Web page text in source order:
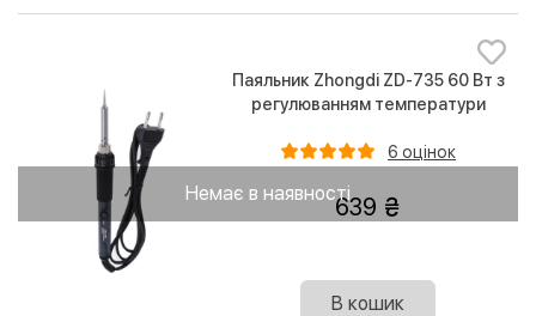
Немає в наявності
Паяльник Zhongdi ZD-735 60 Вт з
регулюванням температури
6 оцінок
639
В кошик